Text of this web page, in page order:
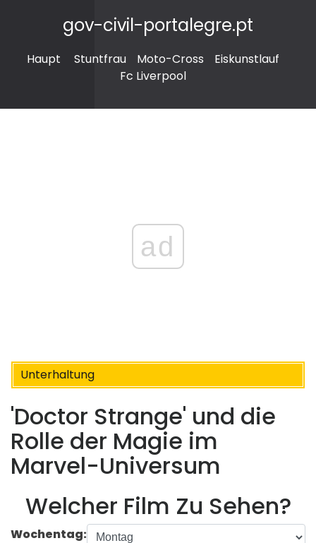
gov-civil-portalegre.pt
Haupt Stuntfrau Moto-Cross
Eiskunstlauf
Fc Liverpool
ad
Unterhaltung
'Doctor Strange' und die
Rolle der Magie im
Marvel-Universum
Welcher Film Zu Sehen?
Wochentag: